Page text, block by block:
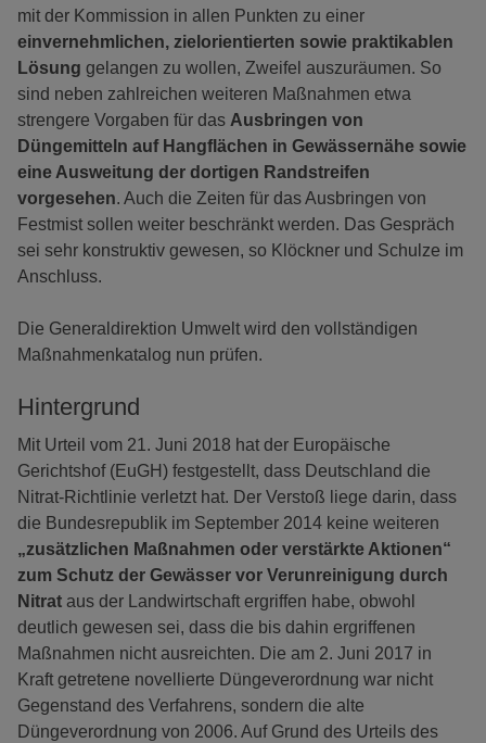
mit der Kommission in allen Punkten zu einer
einvernehmlichen, zielorientierten sowie praktikablen
Lösung gelangen zu wollen, Zweifel auszuräumen. So
sind neben zahlreichen weiteren Maßnahmen etwa
strengere Vorgaben für das Ausbringen von
Düngemitteln auf Hangflächen in Gewässernähe sowie
eine Ausweitung der dortigen Randstreifen
vorgesehen. Auch die Zeiten für das Ausbringen von
Festmist sollen weiter beschränkt werden. Das Gespräch
sei sehr konstruktiv gewesen, so Klöckner und Schulze im
Anschluss.
Die Generaldirektion Umwelt wird den vollständigen
Maßnahmenkatalog nun prüfen.
Hintergrund
Mit Urteil vom 21. Juni 2018 hat der Europäische
Gerichtshof (EuGH) festgestellt, dass Deutschland die
Nitrat-Richtlinie verletzt hat. Der Verstoß liege darin, dass
die Bundesrepublik im September 2014 keine weiteren
„zusätzlichen Maßnahmen oder verstärkte Aktionen“
zum Schutz der Gewässer vor Verunreinigung durch
Nitrat aus der Landwirtschaft ergriffen habe, obwohl
deutlich gewesen sei, dass die bis dahin ergriffenen
Maßnahmen nicht ausreichten. Die am 2. Juni 2017 in
Kraft getretene novellierte Düngeverordnung war nicht
Gegenstand des Verfahrens, sondern die alte
Düngeverordnung von 2006. Auf Grund des Urteils des